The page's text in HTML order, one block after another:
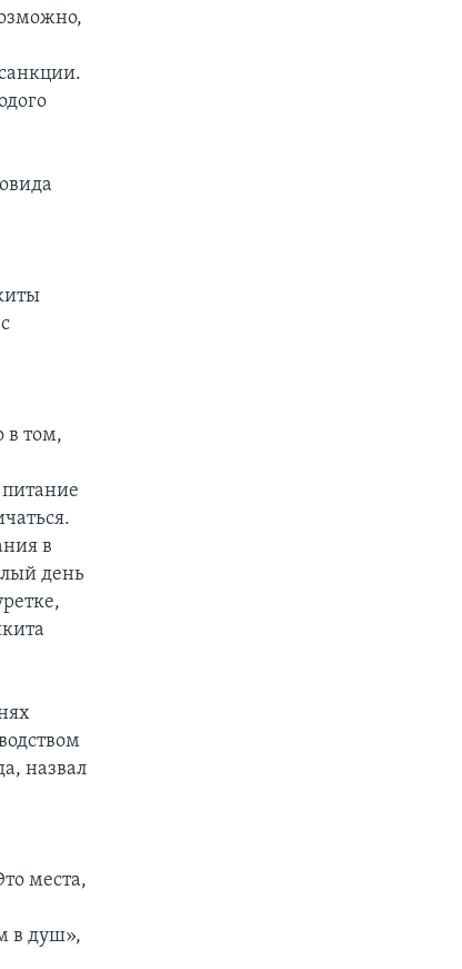
в том,
в
день
назвал
места,
в душ»,